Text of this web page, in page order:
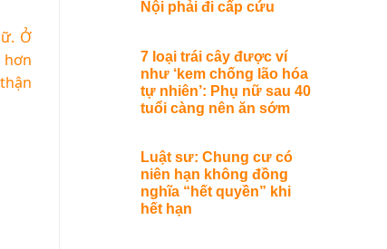
Ở
hơn
Nội phải đi cấp cứu
7 loại trái cây được ví
như ‘kem chống lão hóa
tự nhiên’: Phụ nữ sau 40
tuổi càng nên ăn sớm
Luật sư: Chung cư có
niên hạn không đồng
nghĩa “hết quyền” khi
hết hạn